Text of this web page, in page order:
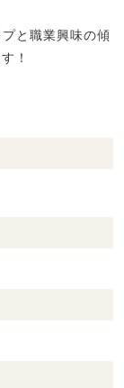
と職業興味の傾
！